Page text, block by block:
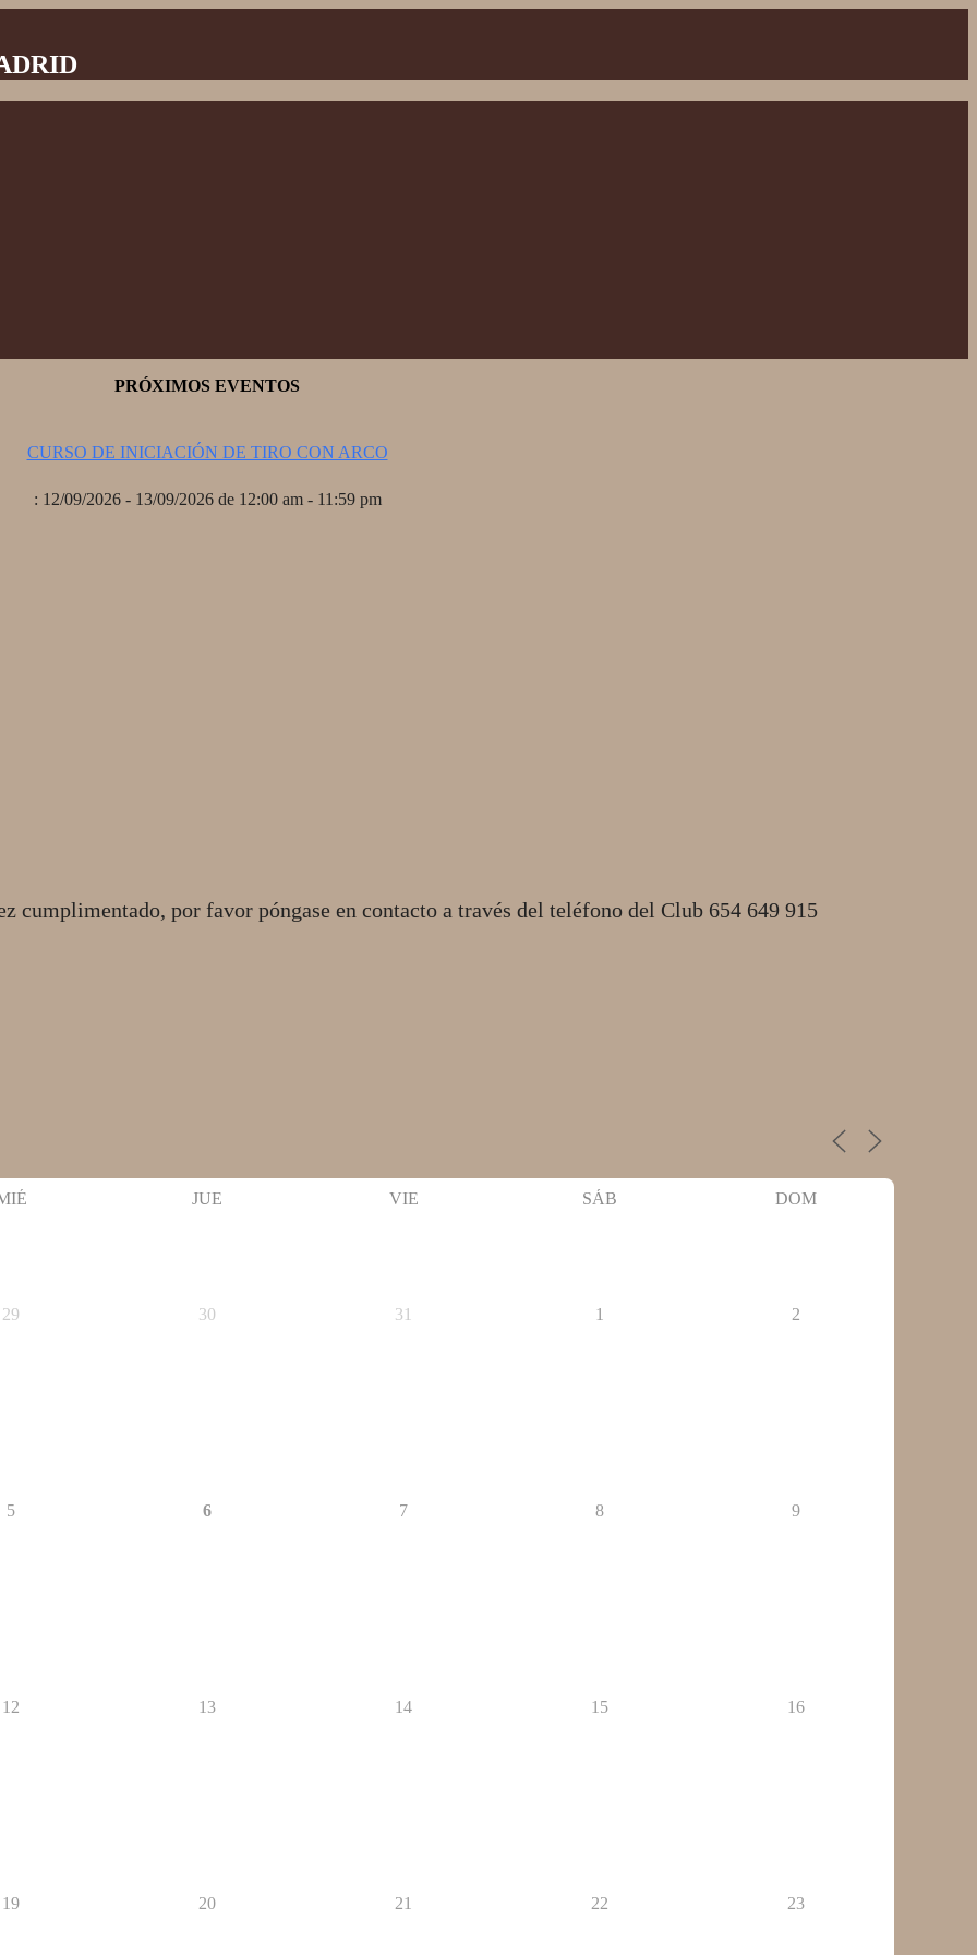
PRÓXIMOS EVENTOS
CURSO DE INICIACIÓN DE TIRO CON ARCO
: 12/09/2026 - 13/09/2026 de 12:00 am - 11:59 pm
cumplimentado, por favor póngase en contacto a través del teléfono del Club 654 649 915
JUE VIE SÁB DOM
29 30 31 1 2
5 6 7 8 9
12 13 14 15 16
19 20 21 22 23